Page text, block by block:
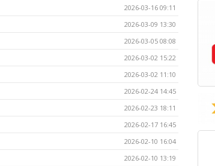
2026-03-16 09:11
2026-03-09 13:30
2026-03-05 08:08
2026-03-02 15:22
2026-03-02 11:10
2026-02-24 14:45
2026-02-23 18:11
2026-02-17 16:45
2026-02-10 16:04
2026-02-10 13:19